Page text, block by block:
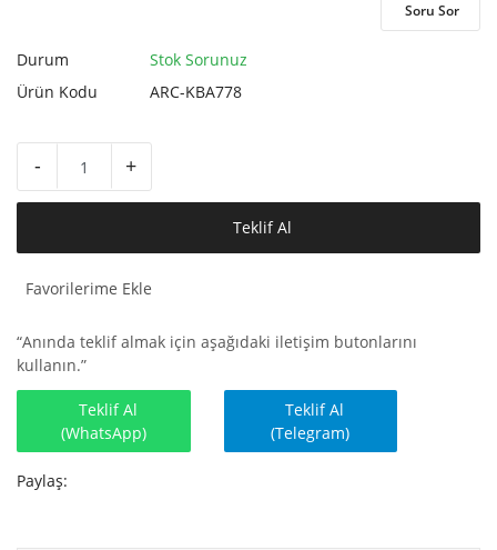
Giriş
Hesap Oluştur
Soru Sor
Durum
Stok Sorunuz
Ürün Kodu
ARC-KBA778
- +
Teklif Al
Favorilerime Ekle
“Anında teklif almak için aşağıdaki iletişim butonlarını
kullanın.”
Teklif Al
(WhatsApp)
Teklif Al
(Telegram)
Paylaş: